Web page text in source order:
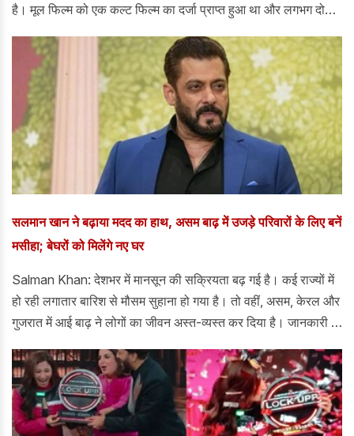
है। मूल फिल्म को एक कल्ट फिल्म का दर्जा प्राप्त हुआ था और लगभग दो
सलमान खान ने बढ़ाया मदद का हाथ, असम बाढ़ में उजड़े परिवारों के लिए बनें
मसीहा; बेघरों को मिलेंगे नए घर
Salman Khan: देशभर में मानसून की सक्रियता बढ़ गई है। कई राज्यों में
हो रही लगातार बारिश से मौसम सुहाना हो गया है। तो वहीं, असम, केरल और
गुजरात में आई बाढ़ ने लोगों का जीवन अस्त-व्यस्त कर दिया है। जानकारी के
हैं। जबकि हजारो लोगों को बेघर होना पड़ा और राहत शिविरों में शिफ्ट होना
पड़ा। इसी बीच, असम बाढ़ पीड़ितों के लिए बॉलीवुड के सुपरस्टार सलमान
खान एक मसीहा बनकर सामने आए हैं।